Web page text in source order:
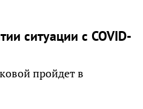
ситуации с COVID-
пройдет в